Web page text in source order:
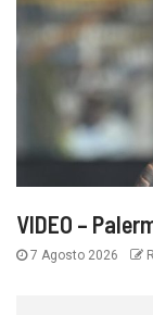
VIDEO –
7 Agosto 2026